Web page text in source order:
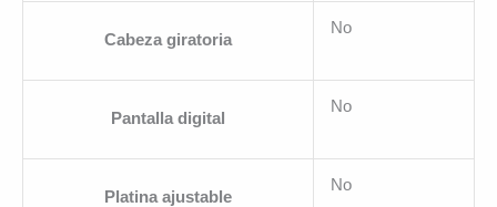
Cabeza giratoria
No
Pantalla digital
No
Platina ajustable
No